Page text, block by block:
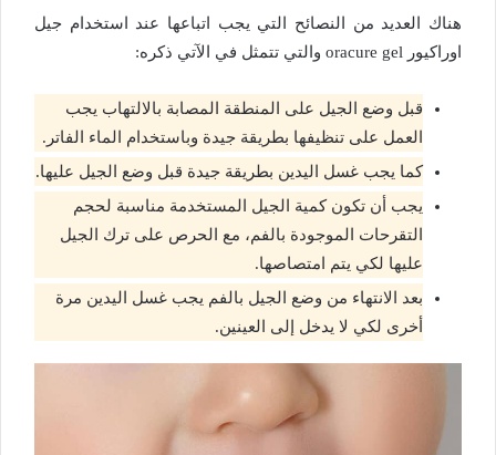
هناك العديد من النصائح التي يجب اتباعها عند استخدام جيل
اوراكيور oracure gel والتي تتمثل في الآتي ذكره:
قبل وضع الجيل على المنطقة المصابة بالالتهاب يجب
العمل على تنظيفها بطريقة جيدة وباستخدام الماء الفاتر.
كما يجب غسل اليدين بطريقة جيدة قبل وضع الجيل عليها.
يجب أن تكون كمية الجيل المستخدمة مناسبة لحجم
التقرحات الموجودة بالفم، مع الحرص على ترك الجيل
عليها لكي يتم امتصاصها.
بعد الانتهاء من وضع الجيل بالفم يجب غسل اليدين مرة
أخرى لكي لا يدخل إلى العينين.